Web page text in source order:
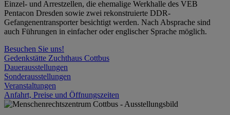
Einzel- und Arrestzellen, die ehemalige Werkhalle des VEB
Pentacon Dresden sowie zwei rekonstruierte DDR-
Gefangenentransporter besichtigt werden. Nach Absprache sind
auch Führungen in einfacher oder englischer Sprache möglich.
Besuchen Sie uns!
Gedenkstätte Zuchthaus Cottbus
Dauerausstellungen
Sonderausstellungen
Veranstaltungen
Anfahrt, Preise und Öffnungszeiten